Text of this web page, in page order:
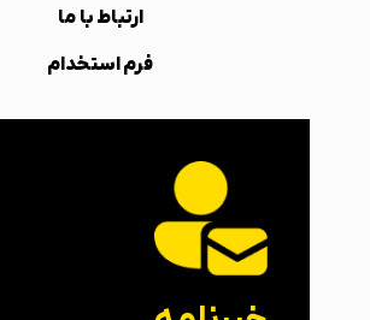
ارتباط با ما
فرم استخدام